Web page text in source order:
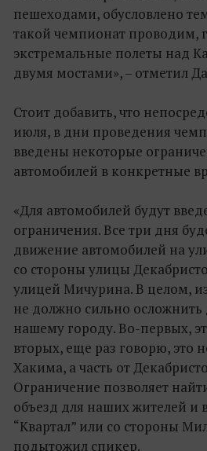
пешеходами, обусловлено
такой чемпионат проводим,
экстремальные полеты над
двумя мостами», – отметил
Стоит добавить, что
июля, в дни проведения
введены некоторые
автомобилей в конкретные
«Для автомобилей будут
ограничения. Все три дня
движение автомобилей на
со стороны улицы
улицей Мичурина. В целом,
не должно сильно
нашему городу. Во-первых,
вторых, еще раз говорю, это
Хакима, а часть от
Ограничение позволяет
объезд для наших жителей и
“Квартал” или со стороны
подытожил спикер.